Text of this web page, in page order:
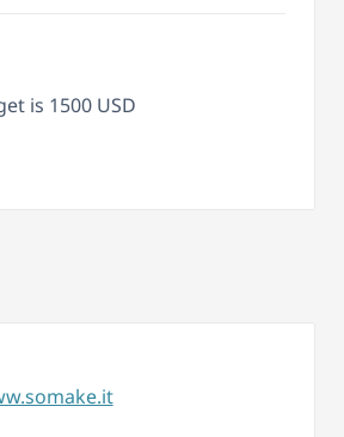
is 1500 USD